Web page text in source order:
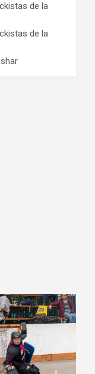
de la
de la